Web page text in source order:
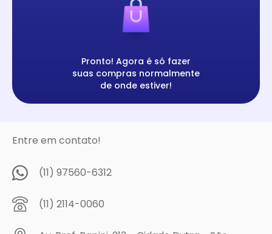
Pronto! Agora é só fazer
suas compras normalmente
de onde estiver!
Entre em contato!
(11) 97560-6312
(11) 2114-0060